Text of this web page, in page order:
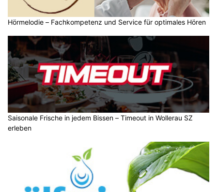
Hörmelodie – Fachkompetenz und Service für optimales Hören
Saisonale Frische in jedem Bissen – Timeout in Wollerau SZ
erleben